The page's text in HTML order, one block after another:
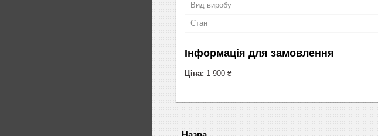
Вид виробу
Стан
Інформація для замовлення
Ціна: 1 900 ₴